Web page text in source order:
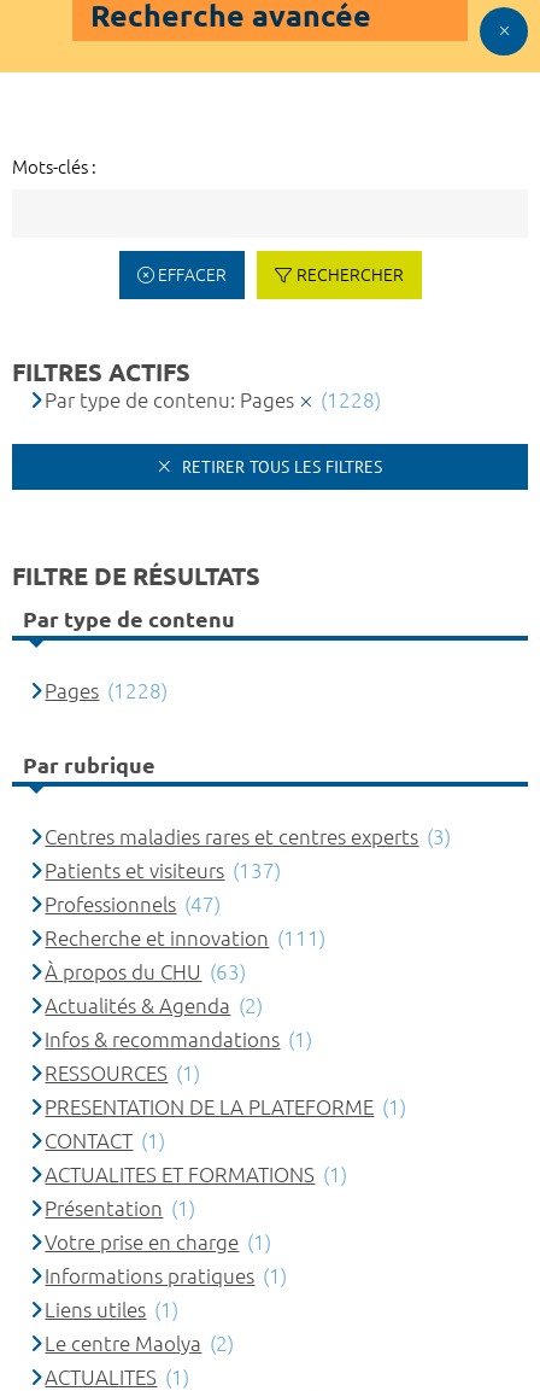
Recherche avancée
Mots-clés :
EFFACER RECHERCHER
FILTRES ACTIFS
Par type de contenu: Pages (1228)
RETIRER TOUS LES FILTRES
FILTRE DE RÉSULTATS
Par type de contenu
Pages (1228)
Par rubrique
Centres maladies rares et centres experts (3)
Patients et visiteurs (137)
Professionnels (47)
Recherche et innovation (111)
À propos du CHU (63)
Actualités & Agenda (2)
Infos & recommandations (1)
RESSOURCES (1)
PRESENTATION DE LA PLATEFORME (1)
CONTACT (1)
ACTUALITES ET FORMATIONS (1)
Présentation (1)
Votre prise en charge (1)
Informations pratiques (1)
Liens utiles (1)
Le centre Maolya (2)
ACTUALITES (1)